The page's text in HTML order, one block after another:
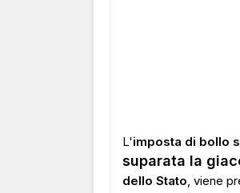
L'imposta di bollo
suparata la
dello Stato, viene